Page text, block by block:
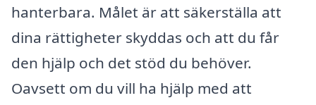
hanterbara. Målet är att säkerställa att
dina rättigheter skyddas och att du får
den hjälp och det stöd du behöver.
Oavsett om du vill ha hjälp med att